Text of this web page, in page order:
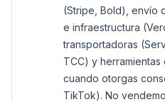
(Stripe, Bold), envío
e infraestructura
transportadoras
TCC) y
cuando otorgas
TikTok). No